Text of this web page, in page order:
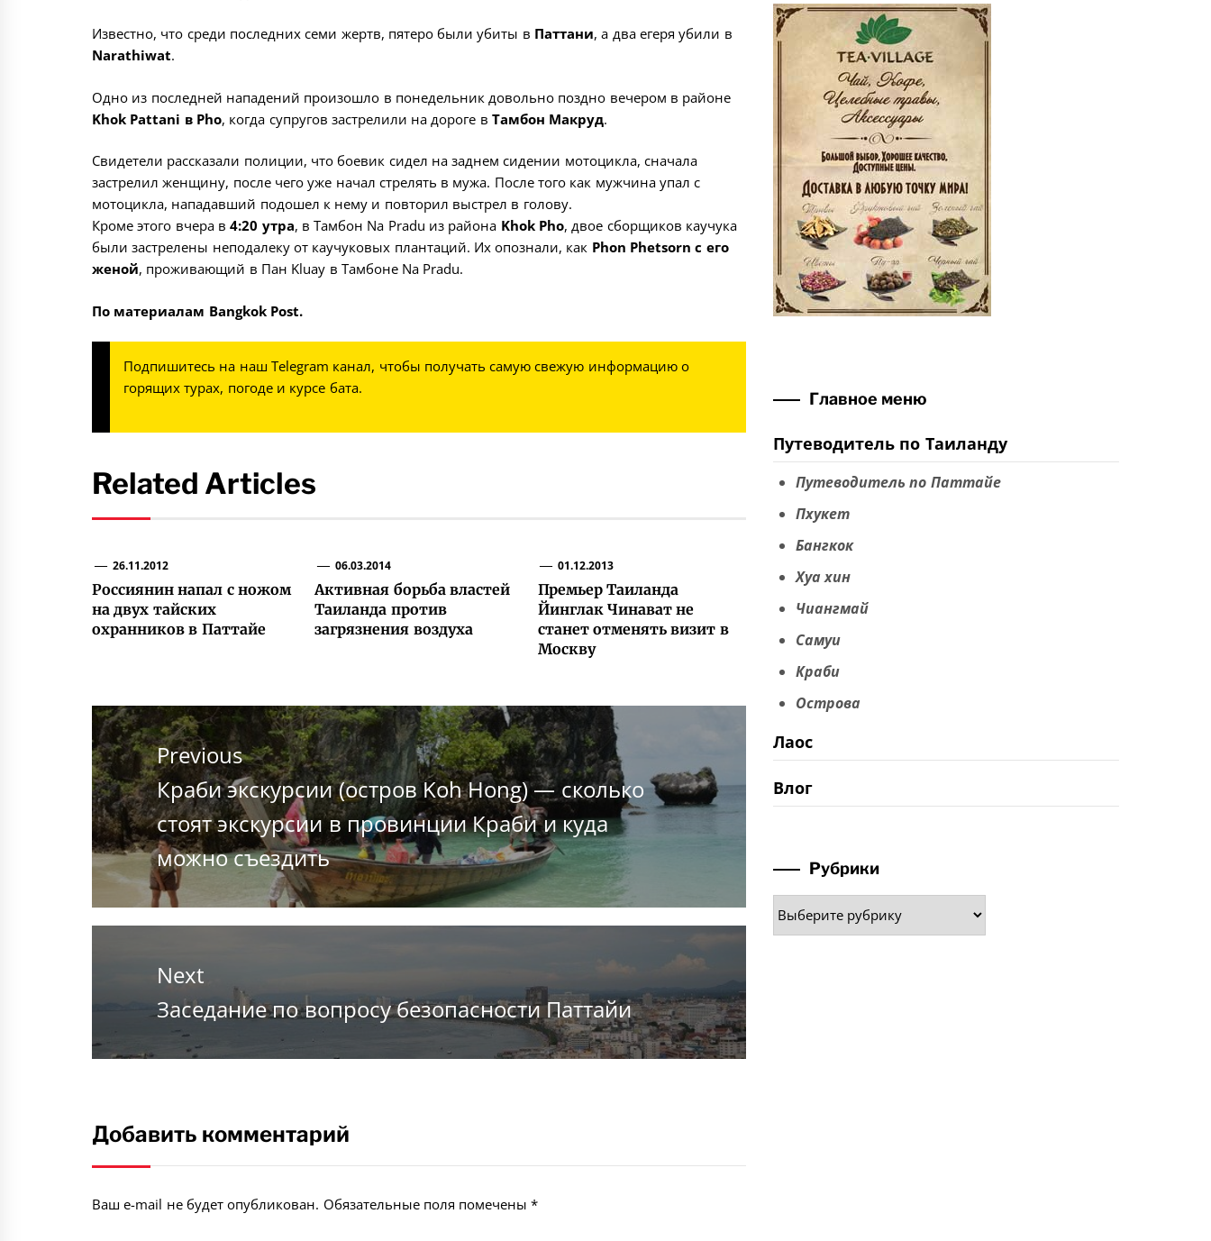
Известно, что среди последних семи жертв, пятеро были убиты в Паттани, а два егеря убили в
Narathiwat.
Одно из последней нападений произошло в понедельник довольно поздно вечером в районе
Khok Pattani в Pho, когда супругов застрелили на дороге вТамбон Макруд.
Свидетели рассказали полиции, что боевик сидел на заднем сидении мотоцикла, сначала
застрелил женщину, после чего уже начал стрелять в мужа. После того как мужчина упал с
мотоцикла, нападавший подошел к нему и повторил выстрел в голову.
Кроме этого вчера в4:20 утра, в Тамбон Na Pradu из района Khok Pho, двое сборщиков каучука
были застрелены неподалеку от каучуковых плантаций. Их опознали, как Phon Phetsorn с его
женой, проживающий в Пан Kluay в Тамбоне Na Pradu.
По материалам Bangkok Post.
Подпишитесь на наш Telegram канал, чтобы получать самую свежую информацию о
горящих турах, погоде и курсе бата.
Related Articles
26.11.2012
Россиянин напал с ножом
на двух тайских
охранников в Паттайе
06.03.2014
Активная борьба властей
Таиланда против
загрязнения воздуха
01.12.2013
Премьер Таиланда
Йинглак Чинават не
станет отменять визит в
Москву
Навигация
по
записям
Previous
Previous
post:
Краби экскурсии (остров Koh Hong) — сколько
стоят экскурсии в провинции Краби и куда
можно съездить
Next
Next
post:
Заседание по вопросу безопасности Паттайи
Добавить комментарий
Ваш e-mail не будет опубликован. Обязательные поля помечены*
Главное меню
Путеводитель по Таиланду
Путеводитель по Паттайе
Пхукет
Бангкок
Хуа хин
Чиангмай
Самуи
Краби
Острова
Лаос
Влог
Рубрики
Рубрики